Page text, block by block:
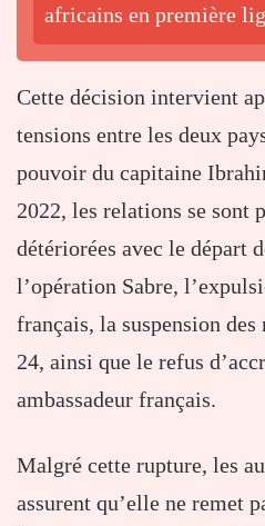
africains en première
Cette décision intervient
tensions entre les deux
pouvoir du capitaine
2022, les relations se sont
détériorées avec le départ
l’opération Sabre,
français, la suspension
24, ainsi que le refus
ambassadeur français.
Malgré cette rupture, les
assurent qu’elle ne remet